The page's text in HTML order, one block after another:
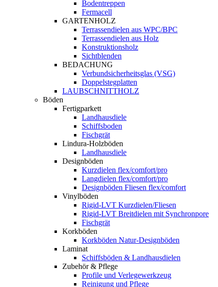
Bodentreppen
Fermacell
GARTENHOLZ
Terrassendielen aus WPC/BPC
Terrassendielen aus Holz
Konstruktionsholz
Sichtblenden
BEDACHUNG
Verbundsicherheitsglas (VSG)
Doppelstegplatten
LAUBSCHNITTHOLZ
Böden
Fertigparkett
Landhausdiele
Schiffsboden
Fischgrät
Lindura-Holzböden
Landhausdiele
Designböden
Kurzdielen flex/comfort/pro
Langdielen flex/comfort/pro
Designböden Fliesen flex/comfort
Vinylböden
Rigid-LVT Kurzdielen/Fliesen
Rigid-LVT Breitdielen mit Synchronpore
Fischgrät
Korkböden
Korkböden Natur-Designböden
Laminat
Schiffsböden & Landhausdielen
Zubehör & Pflege
Profile und Verlegewerkzeug
Reinigung und Pflege